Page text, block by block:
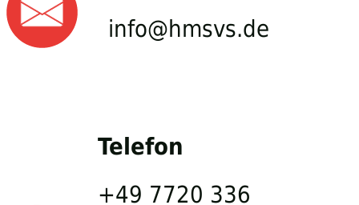
info@hmsvs.de
Telefon
+49 7720 336